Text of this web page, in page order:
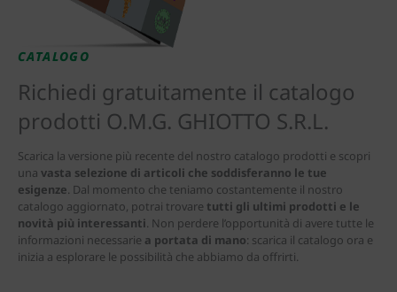
CATALOGO
Richiedi gratuitamente il catalogo
prodotti O.M.G. GHIOTTO S.R.L.
Scarica la versione più recente del nostro catalogo prodotti e scopri
una vasta selezione di articoli che soddisferanno le tue
esigenze. Dal momento che teniamo costantemente il nostro
catalogo aggiornato, potrai trovare tutti gli ultimi prodotti e le
novità più interessanti. Non perdere l’opportunità di avere tutte le
informazioni necessarie a portata di mano: scarica il catalogo ora e
inizia a esplorare le possibilità che abbiamo da offrirti.